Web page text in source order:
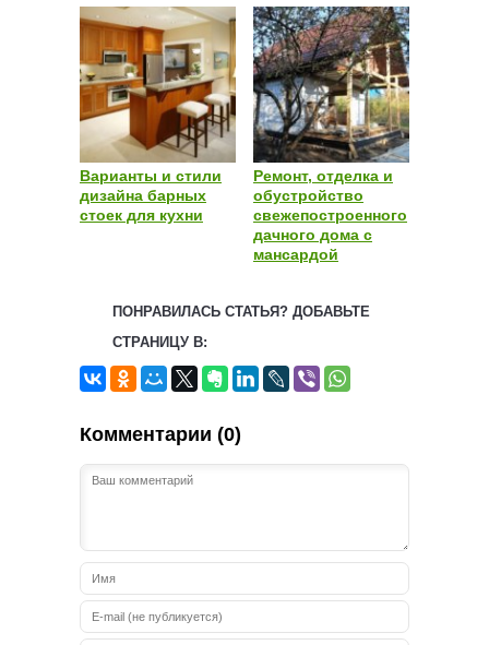
Варианты и стили
дизайна барных
стоек для кухни
Ремонт, отделка и
обустройство
свежепостроенного
дачного дома с
мансардой
ПОНРАВИЛАСЬ СТАТЬЯ? ДОБАВЬТЕ
СТРАНИЦУ В:
Комментарии (0)